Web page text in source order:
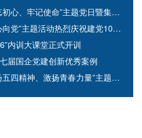
华宸租赁党支部举行“不忘初心、牢记使命”主题党日暨集体观影活动
华宸租赁党支部举行“红心向党”主题活动热烈庆祝建党105周年
内训大课堂正式开训
届国企党建创新优秀案例
华宸租赁党支部举行“弘扬五四精神、激扬青春力量”主题党日暨集体观影活动